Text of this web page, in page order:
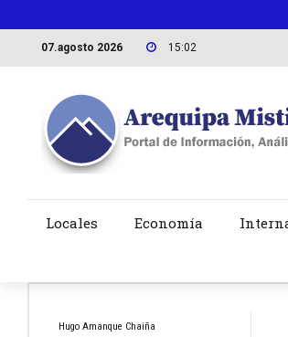
07.agosto 2026 15:02
Locales Economía
Hugo Amanque Chaiña